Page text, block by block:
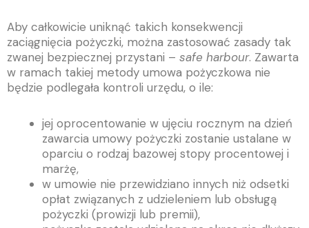
Aby całkowicie uniknąć takich konsekwencji
zaciągnięcia pożyczki, można zastosować zasady tak
zwanej bezpiecznej przystani – safe harbour. Zawarta
w ramach takiej metody umowa pożyczkowa nie
będzie podlegała kontroli urzędu, o ile:
jej oprocentowanie w ujęciu rocznym na dzień
zawarcia umowy pożyczki zostanie ustalane w
oparciu o rodzaj bazowej stopy procentowej i
marżę,
w umowie nie przewidziano innych niż odsetki
opłat związanych z udzieleniem lub obsługą
pożyczki (prowizji lub premii),